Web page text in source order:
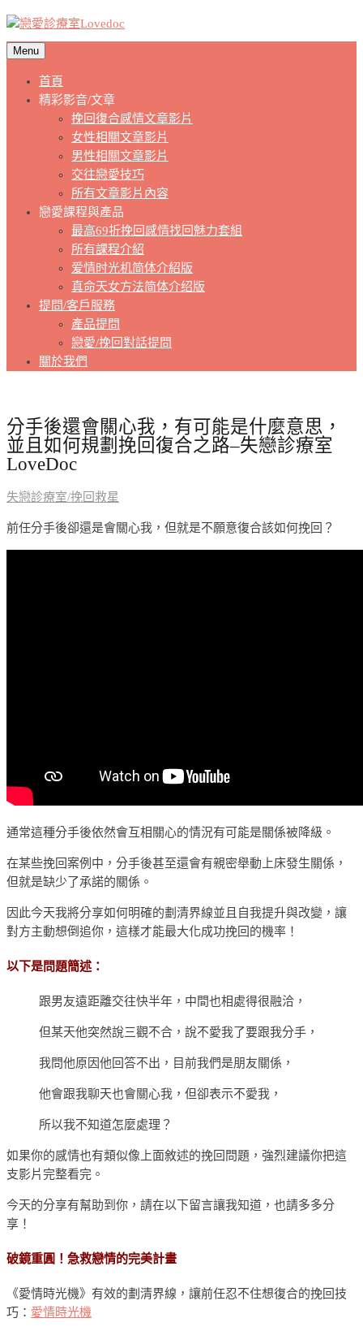
Menu
首頁
精彩影音/文章
挽回復合感情文章影片
女性相關文章影片
男性相關文章影片
交往戀愛技巧
所有文章影片內容
戀愛課程與產品
最高69折挽回感情找回魅力套組
所有課程介紹
爱情时光机简体介紹版
真命天女方法简体介绍版
提問/客戶服務
產品提問
戀愛/挽回對話提問
關於我們
分手後還會關心我，有可能是什麼意思，
並且如何規劃挽回復合之路–失戀診療室
LoveDoc
失戀診療室/挽回救星
前任分手後卻還是會關心我，但就是不願意復合該如何挽回？
通常這種分手後依然會互相關心的情況有可能是關係被降級。
在某些挽回案例中，分手後甚至還會有親密舉動上床發生關係，
但就是缺少了承諾的關係。
因此今天我將分享如何明確的劃清界線並且自我提升與改變，讓
對方主動想倒追你，這樣才能最大化成功挽回的機率！
以下是問題簡述：
跟男友遠距離交往快半年，中間也相處得很融洽，
但某天他突然說三觀不合，說不愛我了要跟我分手，
我問他原因他回答不出，目前我們是朋友關係，
他會跟我聊天也會關心我，但卻表示不愛我，
所以我不知道怎麼處理？
如果你的感情也有類似像上面敘述的挽回問題，強烈建議你把這
支影片完整看完。
今天的分享有幫助到你，請在以下留言讓我知道，也請多多分
享！
破鏡重圓！急救戀情的完美計畫
《愛情時光機》有效的劃清界線，讓前任忍不住想復合的挽回技
巧： 愛情時光機